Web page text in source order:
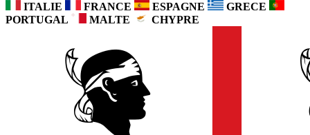
ITALIE FRANCE ESPAGNE
GRECE
PORTUGAL
MALTE CHYPRE